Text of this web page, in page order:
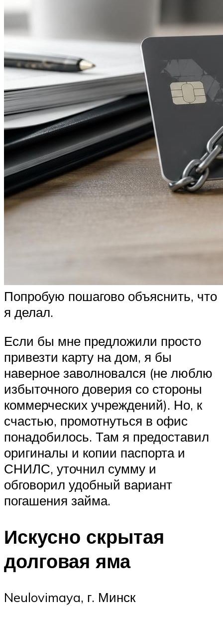
Попробую пошагово объяснить, что
я делал.
Если бы мне предложили просто
привезти карту на дом, я бы
наверное заволновался (не люблю
избыточного доверия со стороны
коммерческих учреждений). Но, к
счастью, промотнуться в офис
понадобилось. Там я предоставил
оригиналы и копии паспорта и
СНИЛС, уточнил сумму и
обговорил удобный вариант
погашения займа.
Искусно скрытая
долговая яма
Neulovimaya, г. Минск